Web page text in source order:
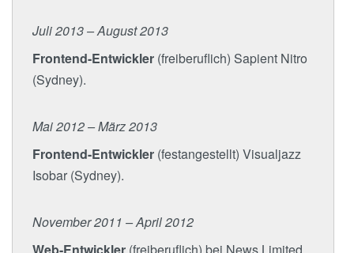
Juli 2013 – August 2013
Frontend-Entwickler (freiberuflich) Sapient Nitro
(Sydney).
Mai 2012 – März 2013
Frontend-Entwickler (festangestellt) Visualjazz
Isobar (Sydney).
November 2011 – April 2012
Web-Entwickler (freiberuflich) bei News Limited